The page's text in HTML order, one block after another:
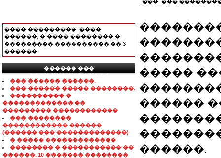
���� ���������, ����
������, � ���� �������� �
��������� ���������� �� 3
������.
������ ���
���������������
��� ������ ������.
��� ������ ����� ��������.
���������� �
������������� ��
��������� ������������
��� ��������
������������ ������
(������ ��� �������������)
� ����� �������������
�������� � ����������� ��
������. 10 ������� ��������
���, ���
����������
�����
������
������.